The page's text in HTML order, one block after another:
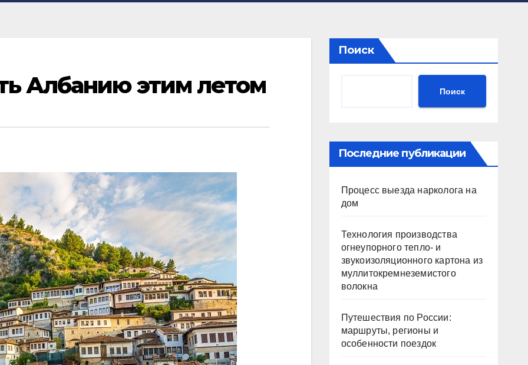
Албанию этим летом
Поиск
Поиск
Последние публикации
Процесс выезда нарколога на
дом
Технология производства
огнеупорного тепло- и
звукоизоляционного картона из
муллитокремнеземистого
волокна
Путешествия по России:
маршруты, регионы и
особенности поездок